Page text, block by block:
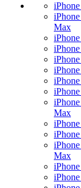
Max
Max
Max